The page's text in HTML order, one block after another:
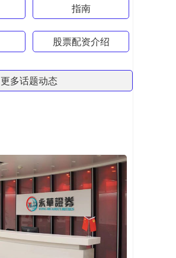
指南
股票配资介绍
更多话题动态